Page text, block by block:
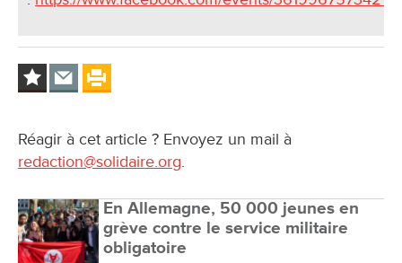
Réagir à cet article ? Envoyez un mail à
redaction@solidaire.org.
En Allemagne, 50 000 jeunes en
grève contre le service militaire
obligatoire